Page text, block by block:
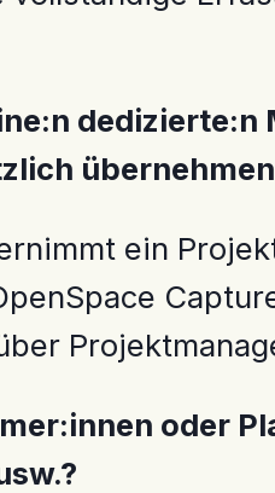
ein
oder